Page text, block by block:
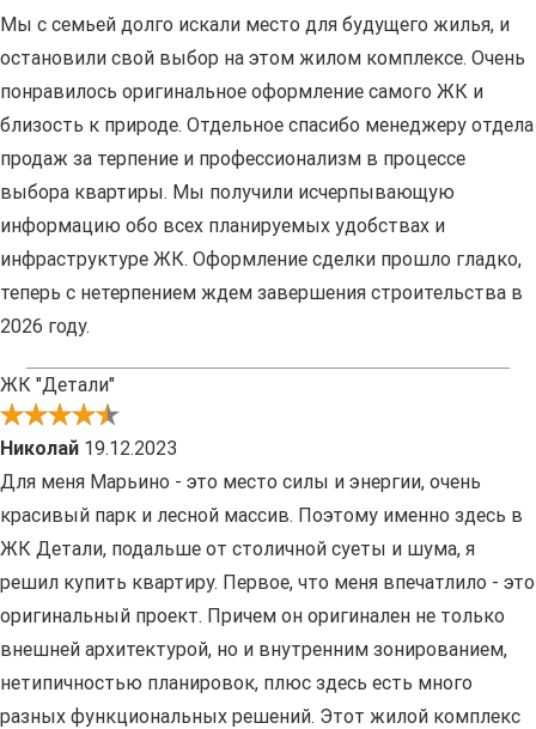
Мы с семьей долго искали место для будущего жилья, и
остановили свой выбор на этом жилом комплексе. Очень
понравилось оригинальное оформление самого ЖК и
близость к природе. Отдельное спасибо менеджеру отдела
продаж за терпение и профессионализм в процессе
выбора квартиры. Мы получили исчерпывающую
информацию обо всех планируемых удобствах и
инфраструктуре ЖК. Оформление сделки прошло гладко,
теперь с нетерпением ждем завершения строительства в
2026 году.
ЖК "Детали"
Николай 19.12.2023
Для меня Марьино - это место силы и энергии, очень
красивый парк и лесной массив. Поэтому именно здесь в
ЖК Детали, подальше от столичной суеты и шума, я
решил купить квартиру. Первое, что меня впечатлило - это
оригинальный проект. Причем он оригинален не только
внешней архитектурой, но и внутренним зонированием,
нетипичностью планировок, плюс здесь есть много
разных функциональных решений. Этот жилой комплекс